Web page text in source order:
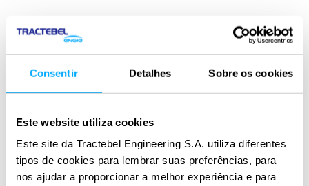
Consentir Detalhes Sobre os cookies
Este website utiliza cookies
Este site da Tractebel Engineering S.A. utiliza diferentes
tipos de cookies para lembrar suas preferências, para
nos ajudar a proporcionar a melhor experiência e para
Suas oportunidades
Dimensione rapidamente a infraestrutura para
Otimizar a eficiência energética e a
sustentabilidade em escala